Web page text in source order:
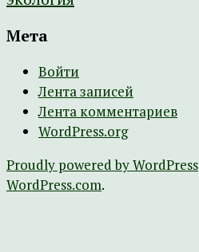
Мета
Войти
Лента записей
Лента комментариев
WordPress.org
Proudly powered by WordPress
WordPress.com.